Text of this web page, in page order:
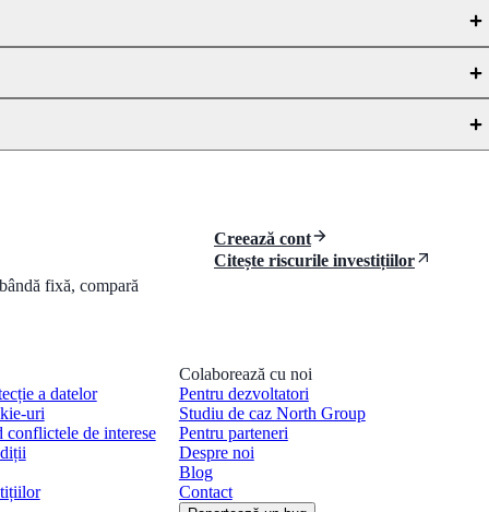
fixă, compară
Creează cont
Citește riscurile investițiilor
a datelor
uri
de interese
Colaborează cu noi
Pentru dezvoltatori
Studiu de caz North Group
Pentru parteneri
Despre noi
Blog
Contact